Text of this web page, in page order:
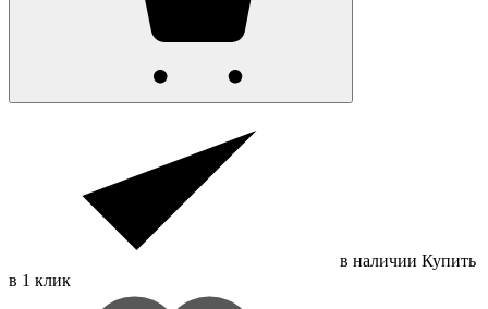
в наличии Купить
в 1 клик